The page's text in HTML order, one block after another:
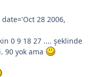
28 2006,
0 9 18 27 .... şeklinde
90 yok ama